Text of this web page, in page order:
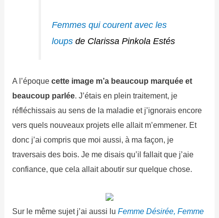
Femmes qui courent avec les
loups de Clarissa Pinkola Estés
A l’époque cette image m’a beaucoup marquée et
beaucoup parlée . J’étais en plein traitement, je
réfléchissais au sens de la maladie et j’ignorais encore
vers quels nouveaux projets elle allait m’emmener. Et
donc j’ai compris que moi aussi, à ma façon, je
traversais des bois. Je me disais qu’il fallait que j’aie
confiance, que cela allait aboutir sur quelque chose.
Sur le même sujet j’ai aussi lu Femme Désirée, Femme